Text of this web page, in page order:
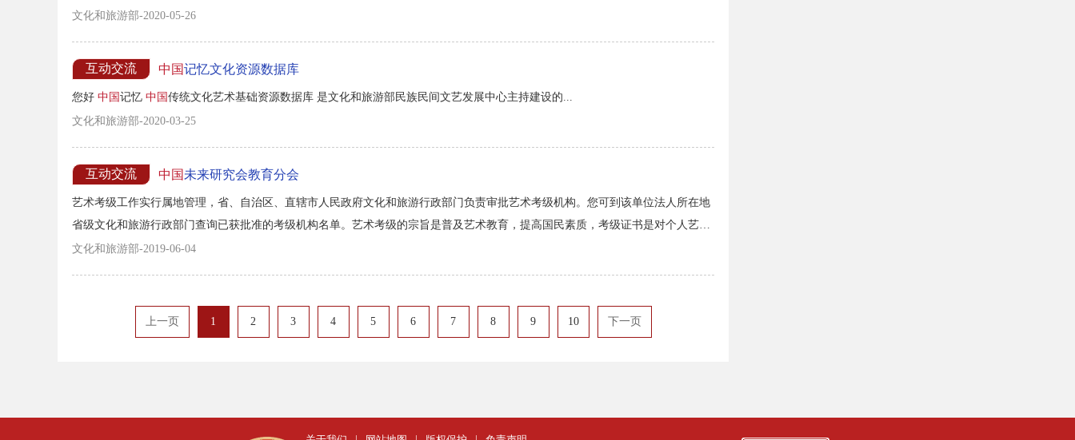
址为：http://ucomplain.12301.cn/view/complaintsheetnewest您可以在旅游合同开始之日起90天内进行投诉，请保留好相关证据凭证，
文化和旅游部-2020-05-26
互动交流 中国记忆文化资源数据库
您好 中国 记忆 中国 传统文化艺术基础资源数据库 是文化和旅游部民族民间文艺发展中心主持建设的...
文化和旅游部-2020-03-25
互动交流 中国 未来研究会教育分会
艺术考级工作实行属地管理，省、自治区、直辖市人民政府文化和旅游行政部门负责审批艺术考级机构。您可到该单位法人所在地
省级文化和旅游行政部门查询已获批准的考级机构名单。艺术考级的宗旨是普及艺术教育，提高国民素质，考级证书是对个人艺术
学习情况的鉴定证明。...
文化和旅游部-2019-06-04
上一页 1 2 3 4 5 6 7 8 9 10 下一页